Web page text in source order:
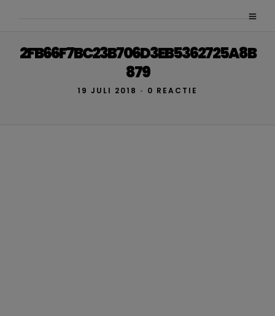
2FB66F7BC23B706D3EB5362725A8B
879
19 JULI 2018 • 0 REACTIE